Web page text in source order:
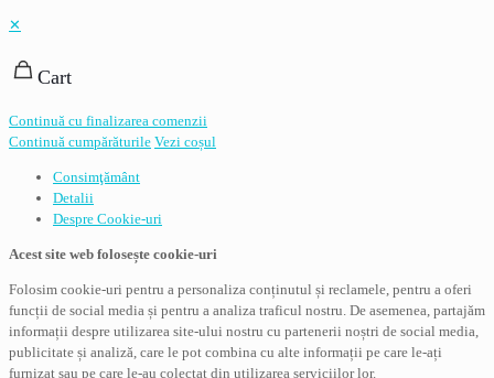
✕
Cart
Continuă cu finalizarea comenzii
Continuă cumpărăturile Vezi coșul
Consimţământ
Detalii
Despre Cookie-uri
Acest site web folosește cookie-uri
Folosim cookie-uri pentru a personaliza conținutul și reclamele, pentru a oferi
funcții de social media și pentru a analiza traficul nostru. De asemenea, partajăm
informații despre utilizarea site-ului nostru cu partenerii noștri de social media,
publicitate și analiză, care le pot combina cu alte informații pe care le-ați
furnizat sau pe care le-au colectat din utilizarea serviciilor lor.